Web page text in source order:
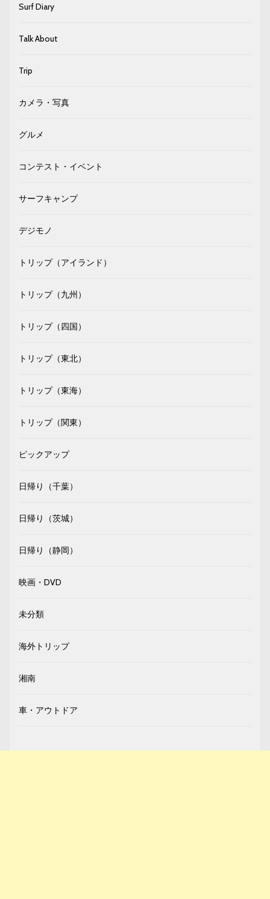
Surf Diary
Talk About
Trip
カメラ・写真
グルメ
コンテスト・イベント
サーフキャンプ
デジモノ
トリップ（アイランド）
トリップ（九州）
トリップ（四国）
トリップ（東北）
トリップ（東海）
トリップ（関東）
ピックアップ
日帰り（千葉）
日帰り（茨城）
日帰り（静岡）
映画・DVD
未分類
海外トリップ
湘南
車・アウトドア